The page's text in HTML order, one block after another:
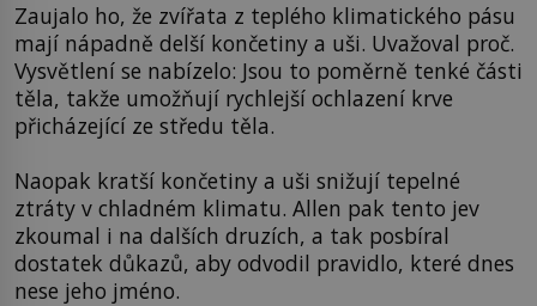
Zaujalo ho, že zvířata z teplého klimatického pásu
mají nápadně delší končetiny a uši. Uvažoval proč.
Vysvětlení se nabízelo: Jsou to poměrně tenké části
těla, takže umožňují rychlejší ochlazení krve
přicházející ze středu těla.
Naopak kratší končetiny a uši snižují tepelné
ztráty v chladném klimatu. Allen pak tento jev
zkoumal i na dalších druzích, a tak posbíral
dostatek důkazů, aby odvodil pravidlo, které dnes
nese jeho jméno.